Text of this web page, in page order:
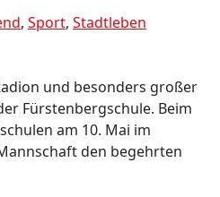
, Sport, Stadtleben
und besonders großer
Fürstenbergschule. Beim
am 10. Mai im
den begehrten